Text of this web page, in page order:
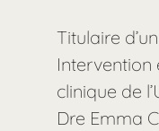
Titulaire
Intervention
clinique de
Dre Emma